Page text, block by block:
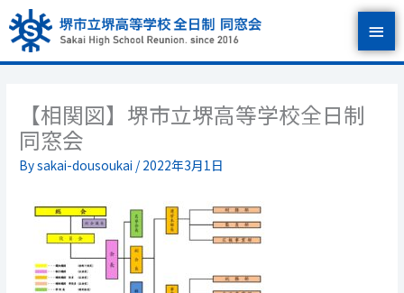
容
を
ス
メ
イ
【相関図】堺市立堺高等学校全日制
同窓会
Bysakai-dousoukai / 2022年3月1日